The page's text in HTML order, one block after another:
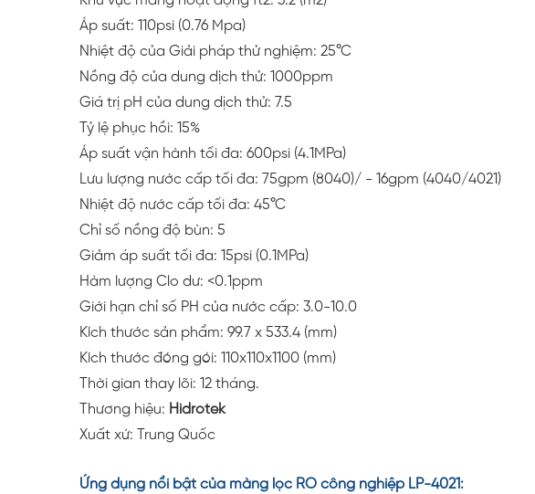
Áp suất: 110psi (0.76 Mpa)
Nhiệt độ của Giải pháp thử nghiệm: 25°C
Nồng độ của dung dịch thử: 1000ppm
Giá trị pH của dung dịch thử: 7.5
Tỷ lệ phục hồi: 15%
Áp suất vận hành tối đa: 600psi (4.1MPa)
Lưu lượng nước cấp tối đa: 75gpm (8040)/ - 16gpm (4040/4021)
Nhiệt độ nước cấp tối đa: 45°C
Chỉ số nồng độ bùn: 5
Giảm áp suất tối đa: 15psi (0.1MPa)
Hàm lượng Clo dư: <0.1ppm
Giới hạn chỉ số PH của nước cấp: 3.0-10.0
Kích thước sản phẩm: 99.7 x 533.4 (mm)
Kích thước đóng gói: 110x110x1100 (mm)
Thời gian thay lõi: 12 tháng.
Thương hiệu: Hidrotek
Xuất xứ: Trung Quốc
Ứng dụng nổi bật của màng lọc RO công nghiệp LP-4021: